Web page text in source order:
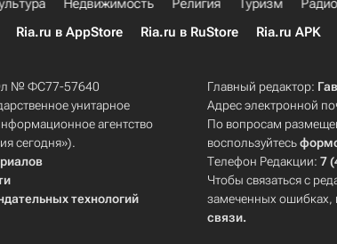
Недвижимость Религия Туризм Радио
Ria.ru в AppStore Ria.ru в RuStore Ria.ru APK
Эл № ФС77-57640
унитарное
агентство
сегодня»).
технологий
Главный редактор:
Адрес электронной
По вопросам
воспользуйтесь
Телефон Редакции:7
Чтобы связаться с
замеченных ошибках,
связи.